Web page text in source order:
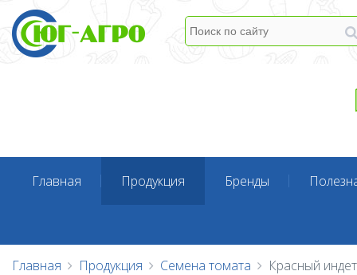
Главная Продукция Бренды
Главная Продукция Семена томата Красный